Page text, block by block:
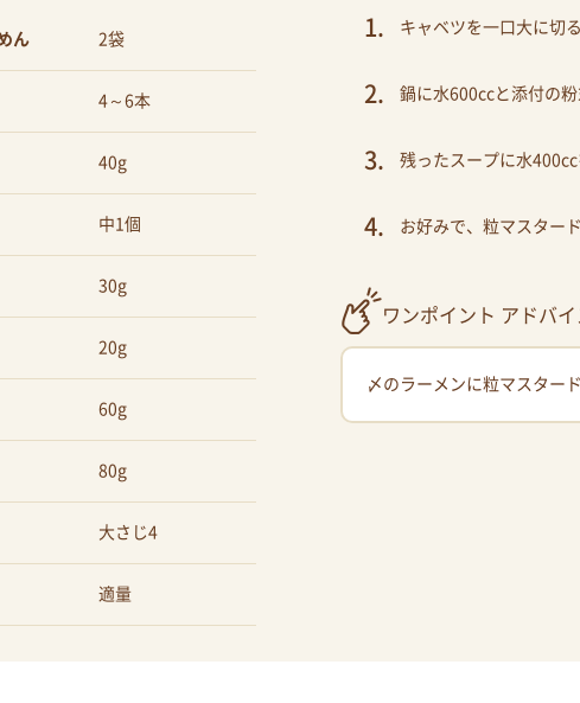
ん 2袋
4～6本
40g
中1個
30g
20g
60g
80g
大さじ4
適量
キャベツを一口大に切
鍋に水600ccと添付の
残ったスープに水
お好みで、粒マスター
ワンポイント アドバイ
〆のラーメンに粒マスター